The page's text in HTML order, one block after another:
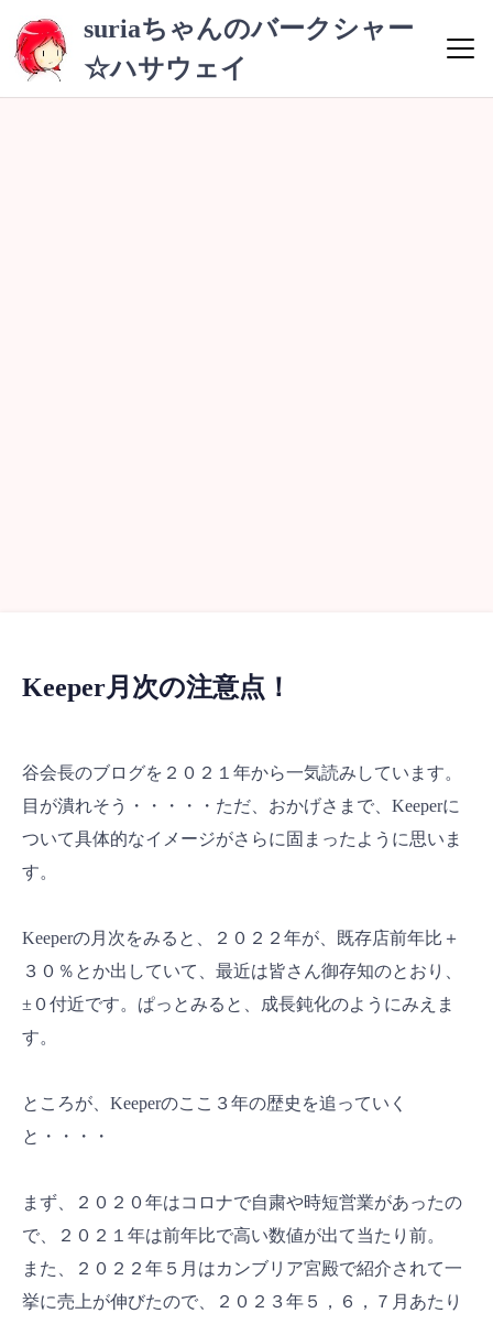
テ
suriaちゃんのバークシャー
☆ハサウェイ
Keeper月次の注意点！
谷会長のブログを２０２１年から一気読みしています。
目が潰れそう・・・・・ただ、おかげさまで、Keeperに
ついて具体的なイメージがさらに固まったように思いま
す。
Keeperの月次をみると、２０２２年が、既存店前年比＋
３０％とか出していて、最近は皆さん御存知のとおり、
±０付近です。ぱっとみると、成長鈍化のようにみえま
す。
ところが、Keeperのここ３年の歴史を追っていく
と・・・・
まず、２０２０年はコロナで自粛や時短営業があったの
で、２０２１年は前年比で高い数値が出て当たり前。
また、２０２２年５月はカンブリア宮殿で紹介されて一
挙に売上が伸びたので、２０２３年５，６，７月あたり